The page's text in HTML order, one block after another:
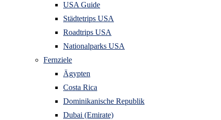
USA Guide
Städtetrips USA
Roadtrips USA
Nationalparks USA
Fernziele
Ägypten
Costa Rica
Dominikanische Republik
Dubai (Emirate)